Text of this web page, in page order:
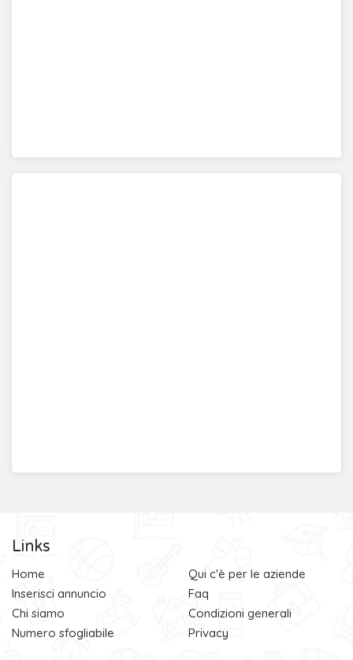
Links
Home
Inserisci annuncio
Chi siamo
Numero sfogliabile
Qui c'è per le aziende
Faq
Condizioni generali
Privacy